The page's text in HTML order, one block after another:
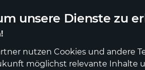
unsere Dienste zu
nutzen Cookies und andere
möglichst relevante Inhalte